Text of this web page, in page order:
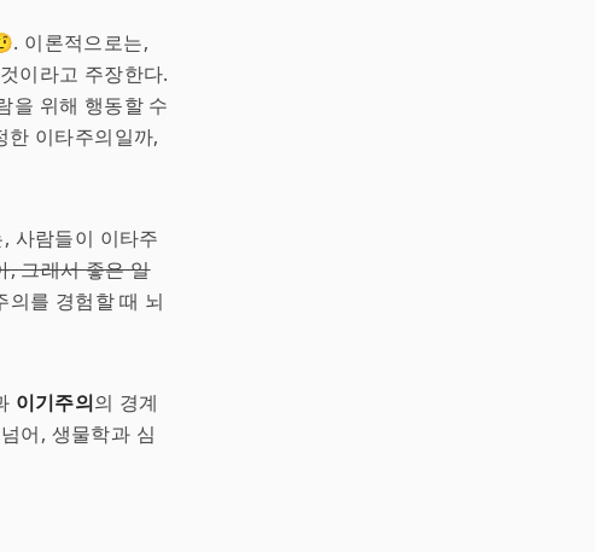
이론적으로는,
이라고 주장한다.
을 위해 행동할 수
이타주의일까,
사람들이 이타주
, 그래서 좋은 일
를 경험할 때 뇌
이기주의의 경계
어, 생물학과 심